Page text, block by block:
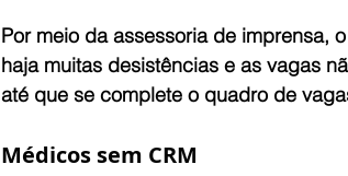
Por meio da assessoria de imprensa,
haja muitas desistências e as vagas
até que se complete o quadro de
Médicos sem CRM